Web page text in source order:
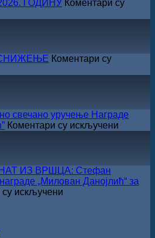
ГОДИНУ Коментари су
Коментари су
свечано уручење Награде
Коментари су искључени
свечано
ИЗ ВРШЦА: Стефан
„Милован Данојлић“ за
искључени